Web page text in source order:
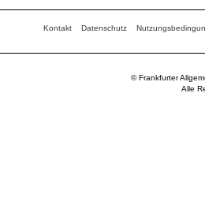
Kontakt Datenschutz
© Frankfurter
Alle